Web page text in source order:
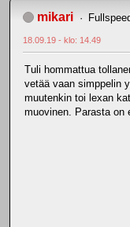
mikari
18.09.19 - klo: 14.49
Tuli hommattua
vetää vaan simppelin
muutenkin toi lexan
muovinen. Parasta on